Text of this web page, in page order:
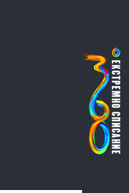
Списание
360°